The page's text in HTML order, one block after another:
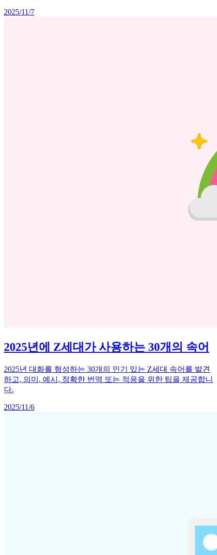
2025/11/7
2025년에 Z세대가 사용하는 30개의 속어
2025년 대화를 형성하는 30개의 인기 있는 Z세대 속어를 발견
하고, 의미, 예시, 정확한 번역 또는 적응을 위한 팁을 제공합니
다.
2025/11/6